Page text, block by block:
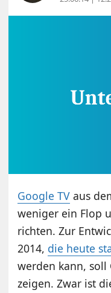
Google TV aus
weniger ein Flop
richten. Zur
2014, die heute
werden kann, soll
zeigen. Zwar ist